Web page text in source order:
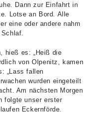
Dann zur Einfahrt in
Lotse an Bord. Alle
eine oder andere nahm
hieß es: „Heiß die
von Olpenitz, kamen
„Lass fallen
wurden eingeteilt
Am nächsten Morgen
folgte unser erster
Eckernförde.